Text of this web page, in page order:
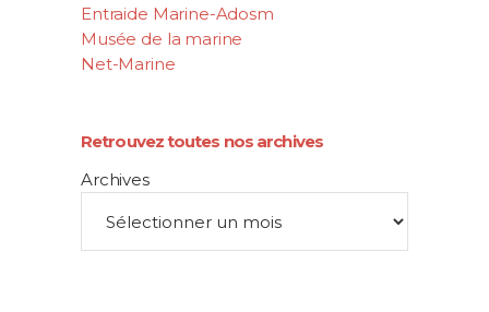
Entraide Marine-Adosm
Musée de la marine
Net-Marine
Retrouvez toutes nos archives
Archives